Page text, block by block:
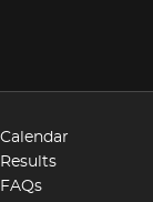
Calendar
Results
FAQs